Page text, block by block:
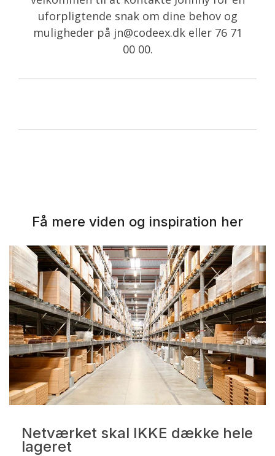
uforpligtende snak om dine behov og
muligheder på jn@codeex.dk eller 76 71
00 00.
Få mere viden og inspiration her
Netværket skal IKKE dække hele
lageret